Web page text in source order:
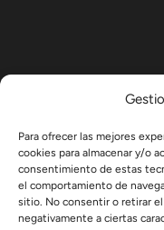
Para ofrecer las mejores
cookies para almacenar y/o
consentimiento de estas
el comportamiento de
sitio. No consentir o retirar
negativamente a ciertas